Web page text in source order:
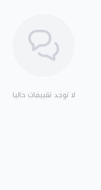
لا توجد تقييمات حاليا